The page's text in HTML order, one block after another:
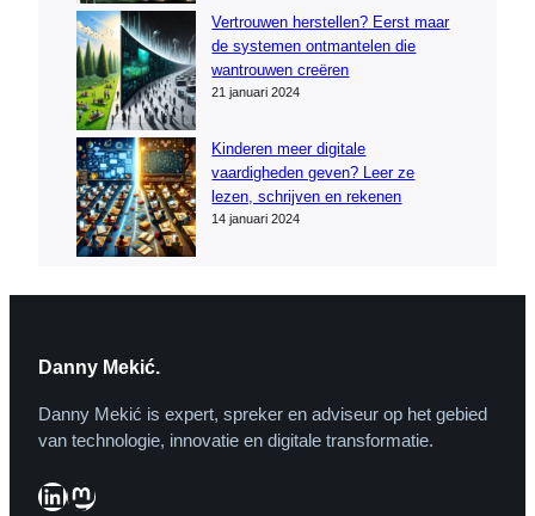
Vertrouwen herstellen? Eerst maar
de systemen ontmantelen die
wantrouwen creëren
21 januari 2024
Kinderen meer digitale
vaardigheden geven? Leer ze
lezen, schrijven en rekenen
14 januari 2024
Danny Mekić.
Danny Mekić is expert, spreker en adviseur op het gebied
van technologie, innovatie en digitale transformatie.
LinkedIn Mastodon